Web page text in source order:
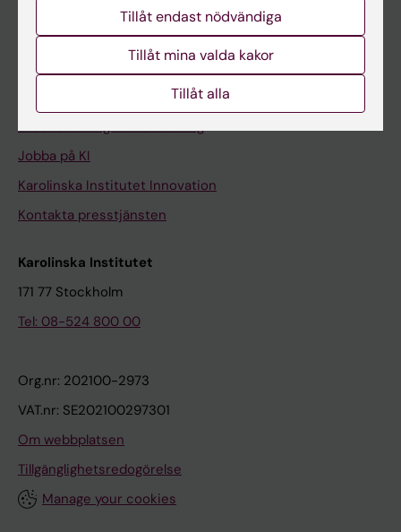
Medarbetarportalen
Kontakta och besök KI
Stöd forskning och utbildning
Jobba på KI
Karolinska Institutet Innovation
Kontakta presstjänsten
Karolinska Institutet
171 77 Stockholm
Tel: 08-524 800 00
Org.nr: 202100-2973
VAT.nr: SE202100297301
Om webbplatsen
Tillgänglighetsredogörelse
Manage your cookies
Tillåt endast nödvändiga
Tillåt mina valda kakor
Tillåt alla